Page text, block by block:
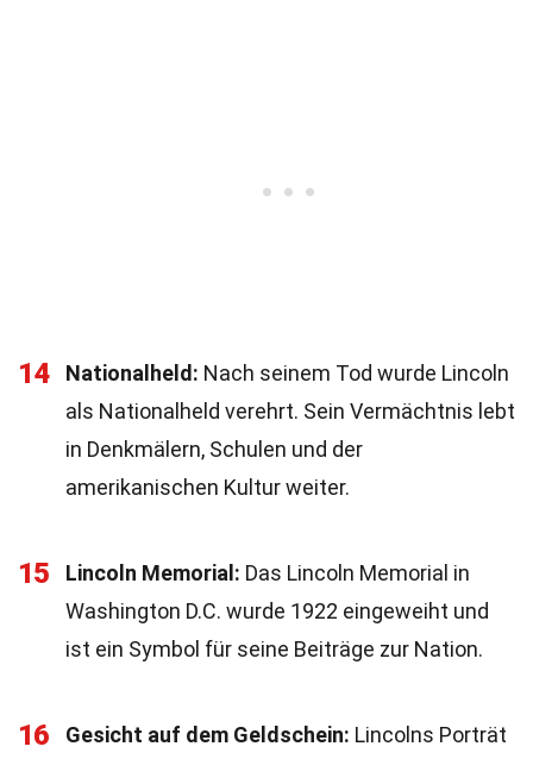
14 Nationalheld: Nach seinem Tod wurde Lincoln
als Nationalheld verehrt. Sein Vermächtnis lebt
in Denkmälern, Schulen und der
amerikanischen Kultur weiter.
15 Lincoln Memorial: Das Lincoln Memorial in
Washington D.C. wurde 1922 eingeweiht und
ist ein Symbol für seine Beiträge zur Nation.
16 Gesicht auf dem Geldschein: Lincolns Porträt